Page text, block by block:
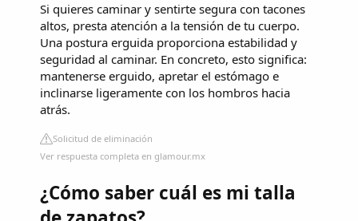
Si quieres caminar y sentirte segura con tacones
altos, presta atención a la tensión de tu cuerpo.
Una postura erguida proporciona estabilidad y
seguridad al caminar. En concreto, esto significa:
mantenerse erguido, apretar el estómago e
inclinarse ligeramente con los hombros hacia
atrás.
Solicitud de eliminación
Ver respuesta completa en glamour.mx
¿Cómo saber cuál es mi talla